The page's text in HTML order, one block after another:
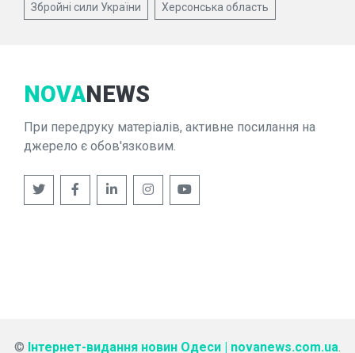
Збройні сили України Херсонська область
NOVANEWS
При передруку матеріалів, активне посилання на
джерело є обов'язковим.
© Інтернет-видання новин Одеси | novanews.com.ua